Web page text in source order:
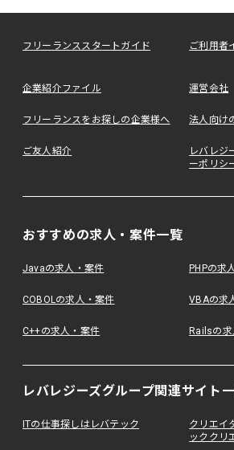
フリーランススタートガイド ご利用者
企業紹介ファイル 運営会社
フリーランスをお探しの企業様へ 法人向け
ご友人紹介
レバレジ
ーポリシ
おすすめの求人・案件一覧
Javaの求人・案件 PHPの求
COBOLの求人・案件 VBAの求
C++の求人・案件 Railsの
レバレジーズグループ関連サイト
ITの仕事探しはレバテック
クリエイ
ッククリ